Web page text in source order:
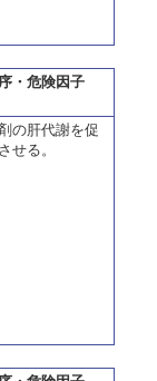
・危険因子
の肝代謝を促
せる。